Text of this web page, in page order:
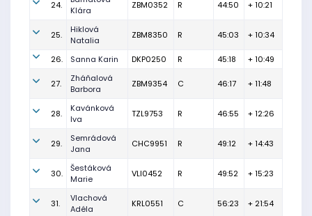
24.
Klára
ZBM0352 R 44:50 + 10:21
25.
Hiklová
Natalia
ZBM8350 R 45:03 + 10:34
26. Sanna Karin DKP0250 R 45:18 + 10:49
27.
Zháňalová
Barbora
ZBM9354 C 46:17 + 11:48
28.
Kavánková
Iva
TZL9753 R 46:55 + 12:26
29.
Semrádová
Jana
CHC9951 R 49:12 + 14:43
30.
Šestáková
Marie
VLI0452 R 49:52 + 15:23
31.
Vlachová
Adéla
KRL0551 C 56:23 + 21:54